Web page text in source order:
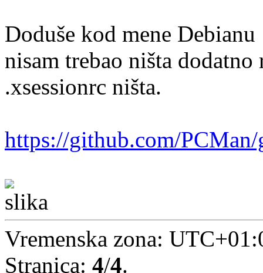
Doduše kod mene
nisam trebao ništa
.xsessionrc ništa.
https://github.com/
Vremenska zona:
Stranica: 4/4.